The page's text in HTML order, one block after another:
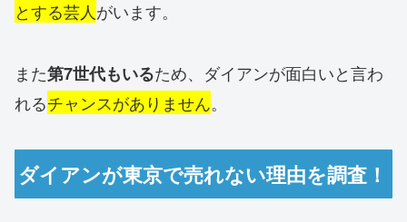
とする芸人がいます。
また第7世代もいるため、ダイアンが面白いと言わ
れるチャンスがありません。
ダイアンが東京で売れない理由を調査！